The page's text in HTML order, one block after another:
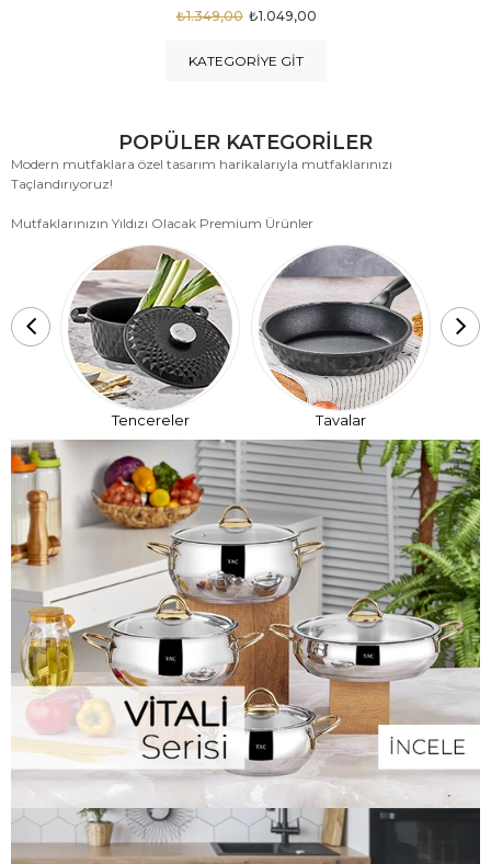
₺999,00
₺1.875,00
KATEGORIYE GIT
POPÜLER KATEGORİLER
Modern mutfaklara özel tasarım harikalarıyla mutfaklarınızı
Taçlandırıyoruz!
Mutfaklarınızın Yıldızı Olacak Premium Ürünler
Tencereler Tavalar